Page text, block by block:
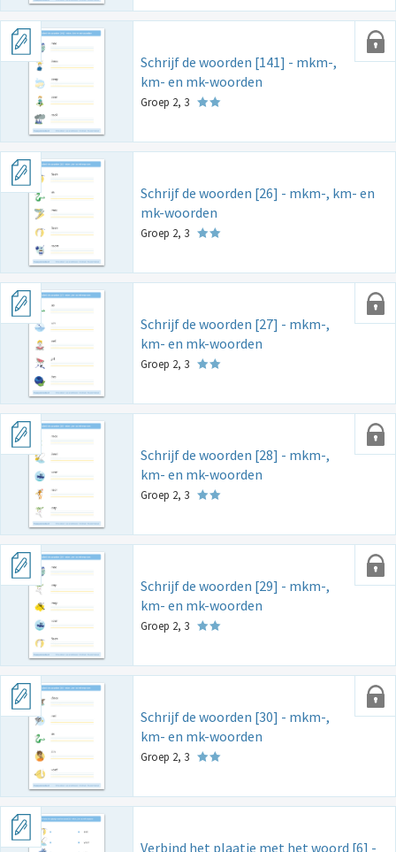
Schrijf de woorden [141] - mkm-,
km- en mk-woorden
Groep 2, 3
Schrijf de woorden [26] - mkm-, km- en
mk-woorden
Groep 2, 3
Schrijf de woorden [27] - mkm-,
km- en mk-woorden
Groep 2, 3
Schrijf de woorden [28] - mkm-,
km- en mk-woorden
Groep 2, 3
Schrijf de woorden [29] - mkm-,
km- en mk-woorden
Groep 2, 3
Schrijf de woorden [30] - mkm-,
km- en mk-woorden
Groep 2, 3
Verbind het plaatje met het woord [6] -